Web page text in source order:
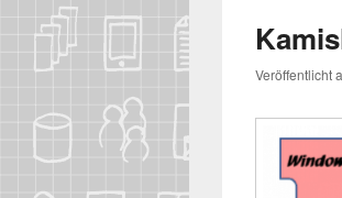
Veröffentlicht